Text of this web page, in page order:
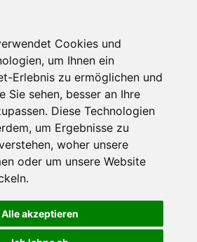
Cookies und
um Ihnen ein
Erlebnis zu ermöglichen und
Sie sehen, besser an Ihre
Diese Technologien
um Ergebnisse zu
woher unsere
oder um unsere Website
Alle akzeptieren